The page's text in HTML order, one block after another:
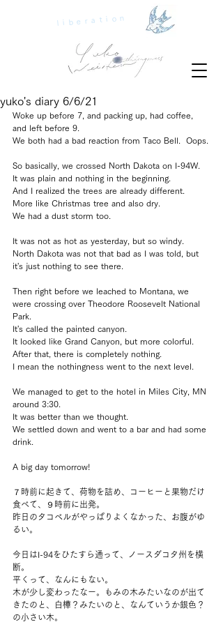
liberation
yuko's diary 6/6/21
Woke up before 7, and packing up, had coffee,
and left before 9.
We both had a bad reaction from Taco Bell.  Oops.
So basically, we crossed North Dakota on I-94W.
It was plain and nothing in the beginning.
And I realized the trees are already different.
More like Christmas tree and also dry.
We had a dust storm too.
It was not as hot as yesterday, but so windy.
North Dakota was not that bad as I was told, but
it's just nothing to see there.
Then right before we leached to Montana, we
were crossing over Theodore Roosevelt National
Park.
It's called the painted canyon.
It looked like Grand Canyon, but more colorful.
After that, there is completely nothing.
I mean the nothingness went to the next level.
We managed to get to the hotel in Miles City, MN
around 3:30.
It was better than we thought.
We settled down and went to a bar and had some
drink.
A big day tomorrow!
７時前に起きて、荷物を詰め、コーヒーと果物だけ
食べて、９時前に出発。
昨日のタコベルがやっぱりよくなかった、お腹がゆ
るい。
今日はI-94をひたすら通って、ノースダコタ州を横
断。
平くって、なんにもない。
木が少し変わったなー。もみの木みたいなのが出て
きたのと、白樺？みたいのと、なんていうか銀色？
の小さい木。